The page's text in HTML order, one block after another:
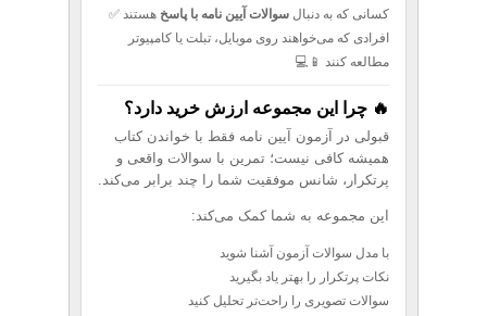
کسانی که به دنبال سوالات آیین نامه با پاسخ هستند ✅
افرادی که می‌خواهند روی موبایل، تبلت یا کامپیوتر
مطالعه کنند 📱💻
🔥 چرا این مجموعه ارزش خرید دارد؟
قبولی در آزمون آیین نامه فقط با خواندن کتاب
همیشه کافی نیست؛ تمرین با سوالات واقعی و
پرتکرار، شانس موفقیت شما را چند برابر می‌کند.
این مجموعه به شما کمک می‌کند:
با مدل سوالات آزمون آشنا شوید
نکات پرتکرار را بهتر یاد بگیرید
سوالات تصویری را راحت‌تر تحلیل کنید